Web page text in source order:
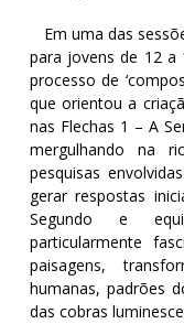
Em uma das
para jovens de 12
processo de
que orientou a
nas Flechas 1 – A
mergulhando na
pesquisas
gerar respostas
Segundo e
particularmente
paisagens,
humanas, padrões
das cobras